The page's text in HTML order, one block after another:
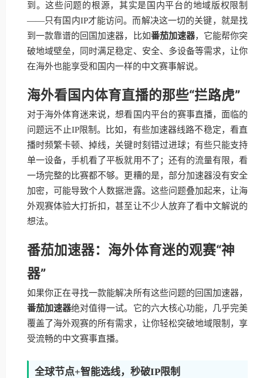
到。这些问题的根源，其实是国内平台的地域版权限制
——只有国内IP才能访问。而解决这一切的关键，就是找
到一款靠谱的回国加速器，比如番茄加速器，它能帮你突
破地域壁垒，同时满足稳定、安全、多设备等需求，让你
在海外也能享受和国内一样的中文赛事解说。
海外看国内体育直播的那些“拦路虎”
对于海外体育迷来说，想看国内平台的赛事直播，面临的
问题远不止IP限制。比如，有些加速器线路不稳定，看直
播时频繁卡顿、掉线，关键时刻错过进球；有些只能支持
单一设备，手机看了平板就用不了；还有的流量有限，看
一场完整的比赛都不够。更糟的是，部分加速器没有安全
加密，可能导致个人数据泄露。这些问题叠加起来，让海
外观赛体验大打折扣，甚至让不少人放弃了看中文解说的
想法。
番茄加速器：海外体育迷的观赛“神
器”
如果你正在寻找一款能解决所有这些问题的回国加速器，
番茄加速器绝对值得一试。它的六大核心功能，几乎完美
覆盖了海外观赛的所有需求，让你轻松突破地域限制，享
受流畅的中文赛事直播。
全球节点+智能选线，秒破IP限制